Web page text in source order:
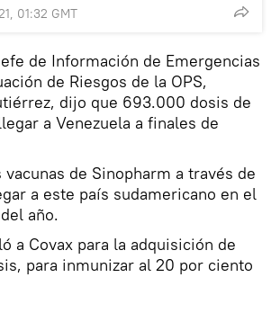
01:32 GMT
de Información de Emergencias
de Riesgos de la OPS,
dijo que 693.000 dosis de
a Venezuela a finales de
de Sinopharm a través de
a este país sudamericano en el
año.
a Covax para la adquisición de
para inmunizar al 20 por ciento